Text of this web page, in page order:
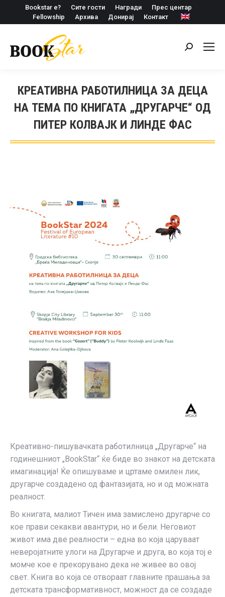
Bookstar е? Сите гости Награди
Прес центар
Fellowship
Архива Донирај Контакт
Search:
КРЕАТИВНА РАБОТИЛНИЦА ЗА ДЕЦА
НА ТЕМА ПО КНИГАТА „ДРУГАРЧЕ“ ОД
ПИТЕР КОЛВАЈК И ЛИНДЕ ФАС
Креативно-пишувачката работилница „Другарче“ на
годинешниот „BookStar“ ќе биде во знакот на детската
имагинација! Ќе опишуваме и цртаме омилен лик,
другарче создадено од фантазијата, но и од можната
реалност.
Во книгата, малиот Тичен има замислено другарче со
кое прави секакви авантури, но и бели. Неговиот
живот има две реалности – една во која царуваат
неверојатните улоги на Другарче и друга, во која тој е
момче кое е прекорувано дека не живее во овој
свет. Книга во која се отвораат главните прашања за
детската трансформативност, можност да се создаде